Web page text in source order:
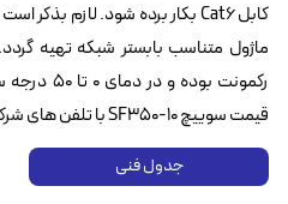
ماژول متناسب بابستر شبکه تهیه
رکمونت
قیمت سوییچ SF350-10 با تلفن های شرکت تماس حاصل نمایید.
جدول فنی